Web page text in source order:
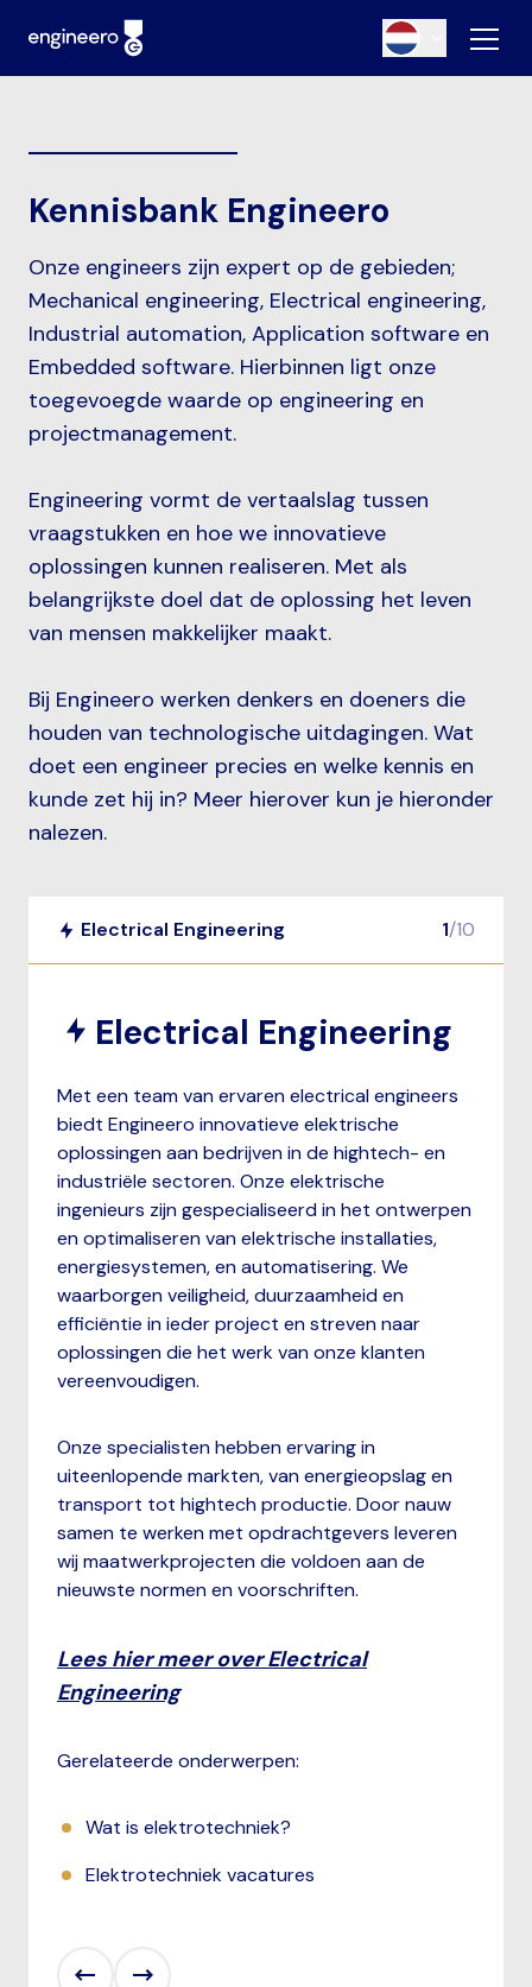
Kennisbank Engineero
Onze engineers zijn expert op de gebieden;
Mechanical engineering, Electrical engineering,
Industrial automation, Application software en
Embedded software. Hierbinnen ligt onze
toegevoegde waarde op engineering en
projectmanagement.
Engineering vormt de vertaalslag tussen
vraagstukken en hoe we innovatieve
oplossingen kunnen realiseren. Met als
belangrijkste doel dat de oplossing het leven
van mensen makkelijker maakt.
Bij Engineero werken denkers en doeners die
houden van technologische uitdagingen. Wat
doet een engineer precies en welke kennis en
kunde zet hij in? Meer hierover kun je hieronder
nalezen.
Electrical Engineering 1/10
Electrical Engineering
Met een team van ervaren electrical engineers
biedt Engineero innovatieve elektrische
oplossingen aan bedrijven in de hightech- en
industriële sectoren. Onze elektrische
ingenieurs zijn gespecialiseerd in het ontwerpen
en optimaliseren van elektrische installaties,
energiesystemen, en automatisering. We
waarborgen veiligheid, duurzaamheid en
efficiëntie in ieder project en streven naar
oplossingen die het werk van onze klanten
vereenvoudigen.
Onze specialisten hebben ervaring in
uiteenlopende markten, van energieopslag en
transport tot hightech productie. Door nauw
samen te werken met opdrachtgevers leveren
wij maatwerkprojecten die voldoen aan de
nieuwste normen en voorschriften.
Lees hier meer over Electrical
Engineering
Gerelateerde onderwerpen:
Wat is elektrotechniek?
Elektrotechniek vacatures